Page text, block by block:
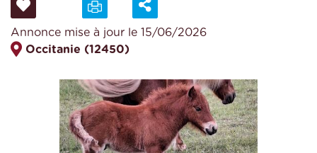
Annonce mise à jour le 15/06/2026
Occitanie (12450)